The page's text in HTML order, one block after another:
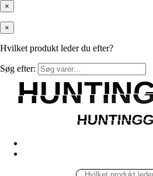
×
×
Hvilket produkt leder du efter?
Søg efter: